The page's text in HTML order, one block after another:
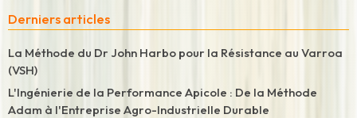
Derniers articles
La Méthode du Dr John Harbo pour la Résistance au Varroa
(VSH)
L'Ingénierie de la Performance Apicole : De la Méthode
Adam à l'Entreprise Agro-Industrielle Durable